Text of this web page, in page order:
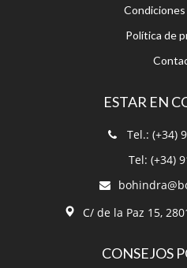
Política de
ESTAR EN
Tel.: (+34)
Tel: (+34)
C/ de la Paz 15,
CONSEJOS